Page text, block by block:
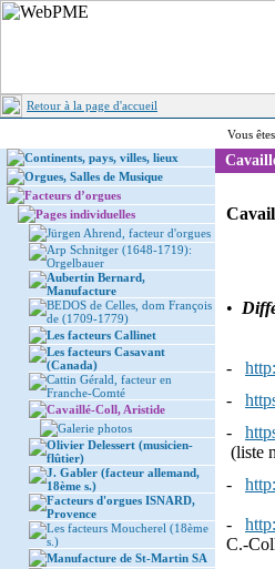
Retour à la page d'accueil
Vous
Continents, pays, villes, lieux
Orgues, Salles de Musique
Facteurs d’orgues
Pages individuelles
Jürgen Ahrend, facteur d'orgues
Arp Schnitger (1648-1719):
Orgelbauer
Aubertin Bernard,
Manufacture
BEDOS de Celles, dom François
de (1709-1779)
Les facteurs Callinet
Les facteurs Casavant
(Canada)
Cattin Gérald, facteur en
Franche-Comté
Cavaillé-Coll, Aristide
Galerie photos
Olivier Delessert (musicien-
flûtier)
J. Gabler (facteur allemand,
18ème s.)
Facteurs d'orgues ISNARD,
Provence
Les facteurs Moucherel (18ème
s.)
Manufacture de St-Martin SA
•
-
-
-
(liste
-
-
C.-